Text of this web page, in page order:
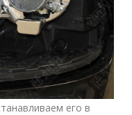
его в